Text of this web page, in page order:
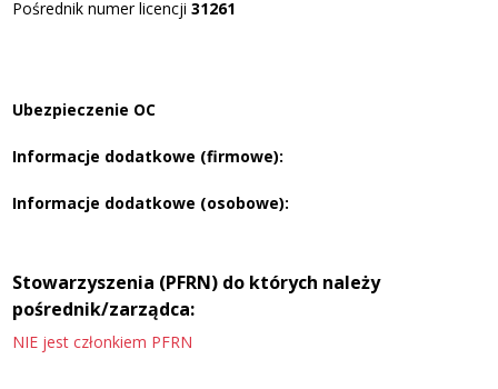
Pośrednik numer licencji 31261
Ubezpieczenie OC
Informacje dodatkowe (firmowe):
Informacje dodatkowe (osobowe):
Stowarzyszenia (PFRN) do których należy
pośrednik/zarządca:
NIE jest członkiem PFRN